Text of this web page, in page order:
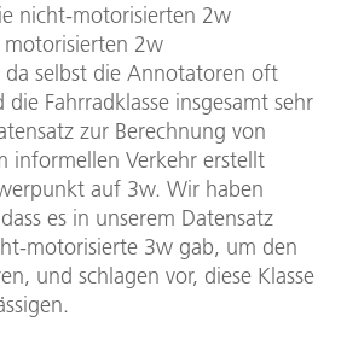
nicht-motorisierten 2w
motorisierten 2w
da selbst die Annotatoren oft
Fahrradklasse insgesamt sehr
zur Berechnung von
informellen Verkehr erstellt
auf 3w. Wir haben
es in unserem Datensatz
motorisierte 3w gab, um den
und schlagen vor, diese Klasse